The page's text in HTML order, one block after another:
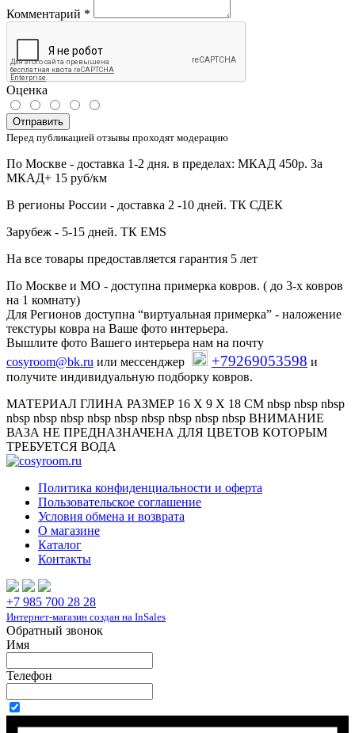
Комментарий *
Оценка
Отправить
Перед публикацией отзывы проходят модерацию
По Москве - доставка 1-2 дня. в пределах: МКАД 450р. За
МКАД+ 15 руб/км
В регионы России - доставка 2 -10 дней. ТК СДЕК
Зарубеж - 5-15 дней. ТК EMS
На все товары предоставляется гарантия 5 лет
По Москве и МО - доступна примерка ковров. ( до 3-х ковров
на 1 комнату)
Для Регионов доступна “виртуальная примерка” - наложение
текстуры ковра на Ваше фото интерьера.
Вышлите фото Вашего интерьера нам на почту
cosyroom@bk.ru или мессенджер +79269053598 и
получите индивидуальную подборку ковров.
МАТЕРИАЛ ГЛИНА РАЗМЕР 16 X 9 X 18 СМ nbsp nbsp nbsp
nbsp nbsp nbsp nbsp nbsp nbsp nbsp nbsp nbsp ВНИМАНИЕ
ВАЗА НЕ ПРЕДНАЗНАЧЕНА ДЛЯ ЦВЕТОВ КОТОРЫМ
ТРЕБУЕТСЯ ВОДА
Политика конфиденциальности и оферта
Пользовательское соглашение
Условия обмена и возврата
О магазине
Каталог
Контакты
+7 985 700 28 28
Интернет-магазин создан на InSales
Обратный звонок
Имя
Телефон